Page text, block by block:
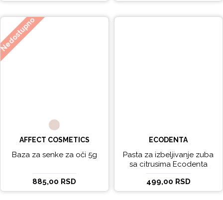
AFFECT COSMETICS
Baza za senke za oči 5g
885,00 RSD
ECODENTA
Pasta za izbeljivanje zuba
sa citrusima Ecodenta
EXPERT LINE EXCEPTIONAL
WHITENING 100ml
499,00 RSD